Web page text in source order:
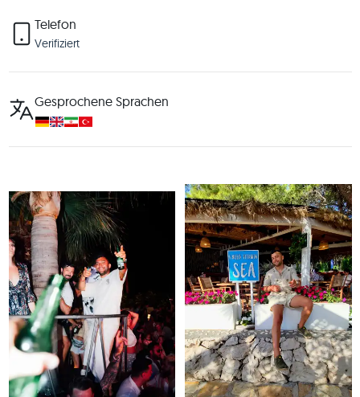
Telefon
Verifiziert
Gesprochene Sprachen